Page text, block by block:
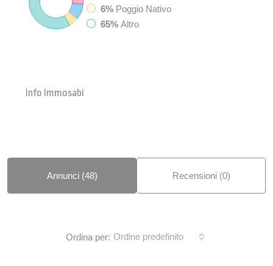
6% Poggio Nativo
65% Altro
Info Immosabi
Annunci (48) Recensioni (0)
Ordina per: Ordine predefinito